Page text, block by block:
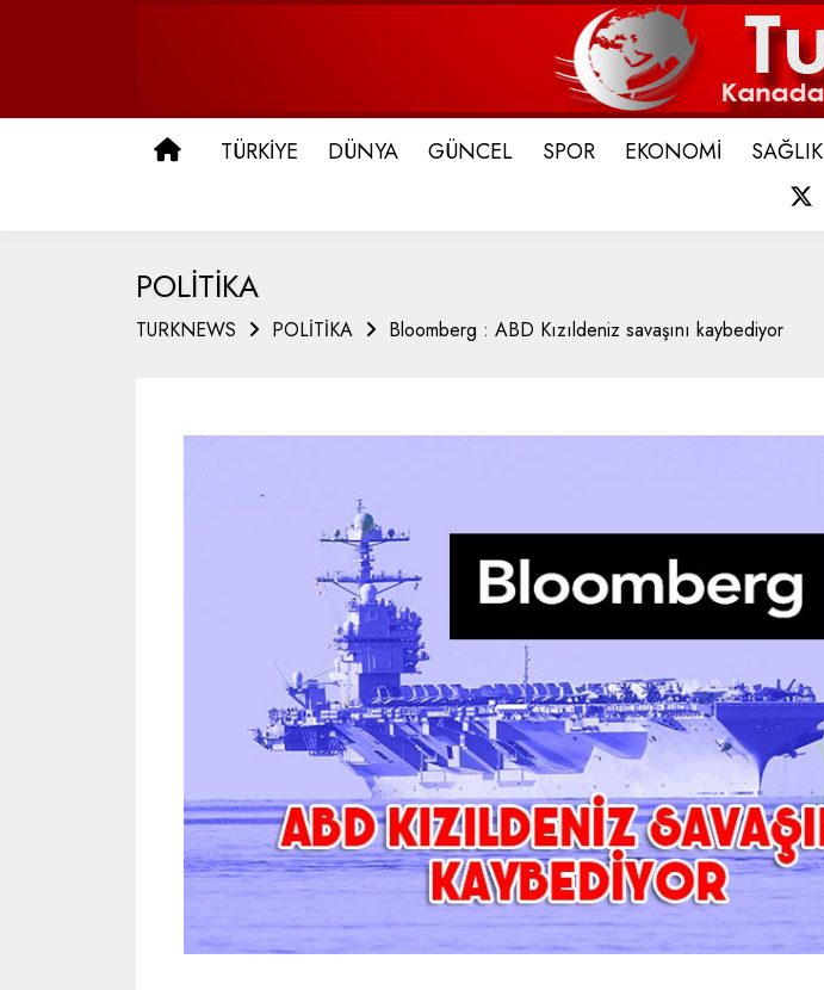
ANA SAYFA
TÜRKİYE DÜNYA GÜNCEL SPOR EKONOMİ SAĞLIK
POLİTİKA
TURKNEWS POLİTİKA Bloomberg : ABD Kızıldeniz savaşını kaybediyor